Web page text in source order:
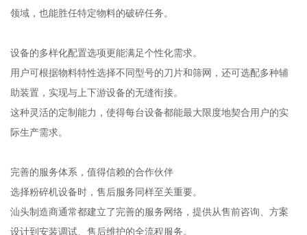
领域，也能胜任特定物料的破碎任务。
设备的多样化配置选项更能满足个性化需求。
用户可根据物料特性选择不同型号的刀片和筛网，还可选配多种辅
助装置，实现与上下游设备的无缝衔接。
这种灵活的定制能力，使得每台设备都能最大限度地契合用户的实
际生产需求。
完善的服务体系，值得信赖的合作伙伴
选择粉碎机设备时，售后服务同样至关重要。
汕头制造商通常都建立了完善的服务网络，提供从售前咨询、方案
设计到安装调试、售后维护的全流程服务。